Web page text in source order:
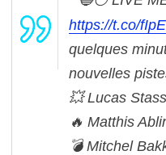
https://t.co/
quelques
nouvelles
💥 Lucas
🔥 Matthis
💣 Mitchel